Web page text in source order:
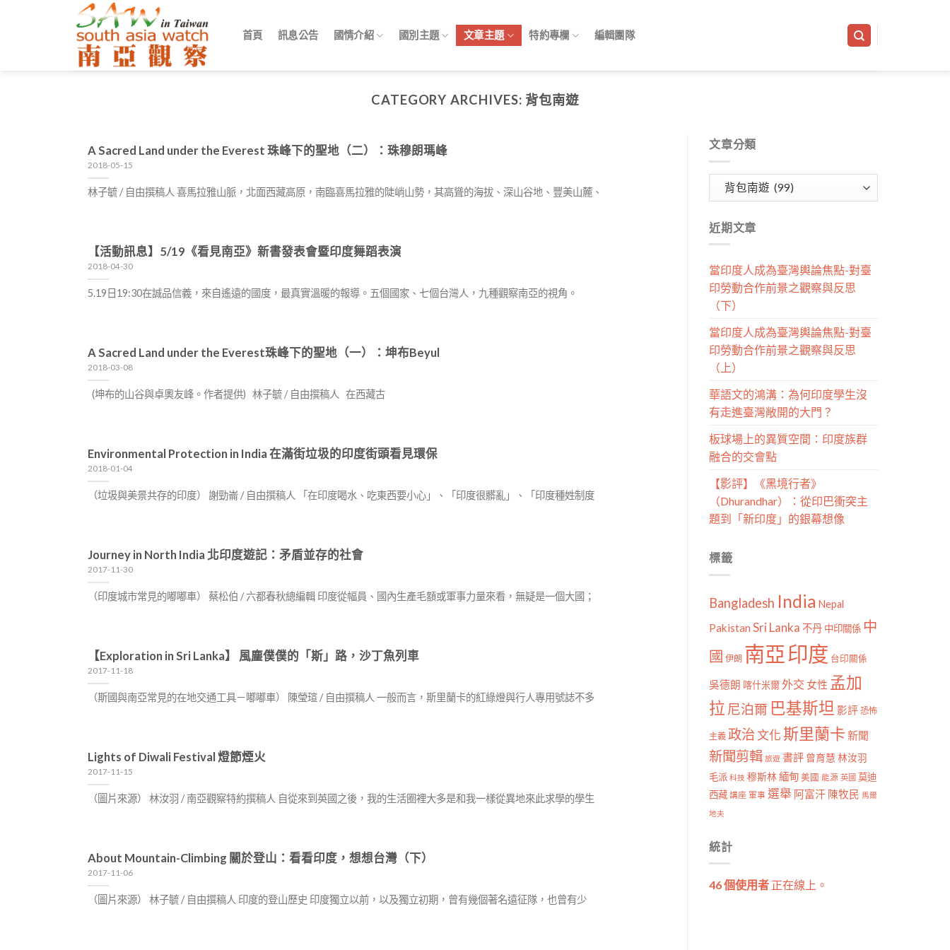
首頁 訊息公告 國情介紹 國別主題 文章主題 特約專欄 編輯團隊
CATEGORY ARCHIVES: 背包南遊
A Sacred Land under the Everest 珠峰下的聖地（二）：珠穆朗瑪峰
2018-05-15
林子毓 / 自由撰稿人 喜馬拉雅山脈，北面西藏高原，南臨喜馬拉雅的陡峭山勢，其高聳的海拔、深山谷地、豐美山麓、
【活動訊息】5/19《看見南亞》新書發表會暨印度舞蹈表演
2018-04-30
5.19日19:30在誠品信義，來自遙遠的國度，最真實溫暖的報導。五個國家、七個台灣人，九種觀察南亞的視角。
A Sacred Land under the Everest珠峰下的聖地（一）：坤布Beyul
2018-03-08
(坤布的山谷與卓奧友峰。作者提供) 林子毓 / 自由撰稿人 在西藏古
Environmental Protection in India 在滿街垃圾的印度街頭看見環保
2018-01-04
（垃圾與美景共存的印度） 謝勁崙 / 自由撰稿人 「在印度喝水、吃東西要小心」、「印度很髒亂」、「印度種姓制度
Journey in North India 北印度遊記：矛盾並存的社會
2017-11-30
（印度城市常見的嘟嘟車） 蔡松伯 / 六都春秋總編輯 印度從幅員、國內生產毛額或軍事力量來看，無疑是一個大國；
【Exploration in Sri Lanka】 風塵僕僕的「斯」路，沙丁魚列車
2017-11-18
（斯國與南亞常見的在地交通工具－嘟嘟車） 陳瑩瑄 / 自由撰稿人 一般而言，斯里蘭卡的紅綠燈與行人專用號誌不多
Lights of Diwali Festival 燈節煙火
2017-11-15
（圖片來源） 林汝羽 / 南亞觀察特約撰稿人 自從來到英國之後，我的生活圈裡大多是和我一樣從異地來此求學的學生
About Mountain-Climbing 關於登山：看看印度，想想台灣（下）
2017-11-06
（圖片來源） 林子毓 / 自由撰稿人 印度的登山歷史 印度獨立以前，以及獨立初期，曾有幾個著名遠征隊，也曾有少
文章分類
類
近期文章
當印度人成為臺灣輿論焦點-對臺
印勞動合作前景之觀察與反思
（下）
當印度人成為臺灣輿論焦點-對臺
印勞動合作前景之觀察與反思
（上）
華語文的鴻溝：為何印度學生沒
有走進臺灣敞開的大門？
板球場上的異質空間：印度族群
融合的交會點
【影評】《黑境行者》
（Dhurandhar）：從印巴衝突主
題到「新印度」的銀幕想像
標籤
Bangladesh India Nepal
Pakistan Sri Lanka 不丹 中印關係 中
國 伊朗 南亞印度 台印關係
吳德朗 喀什米爾外交 女性 孟加
拉 尼泊爾 巴基斯坦 影評 恐怖
主義 政治文化斯里蘭卡 新聞
新聞剪輯 旅遊 書評 曾育慧 林汝羽
毛派 科技 穆斯林 緬甸 美國 能源 英國 莫迪
西藏 講座 軍事 選舉 阿富汗 陳牧民 馬爾
地夫
統計
46 個使用者 正在線上。